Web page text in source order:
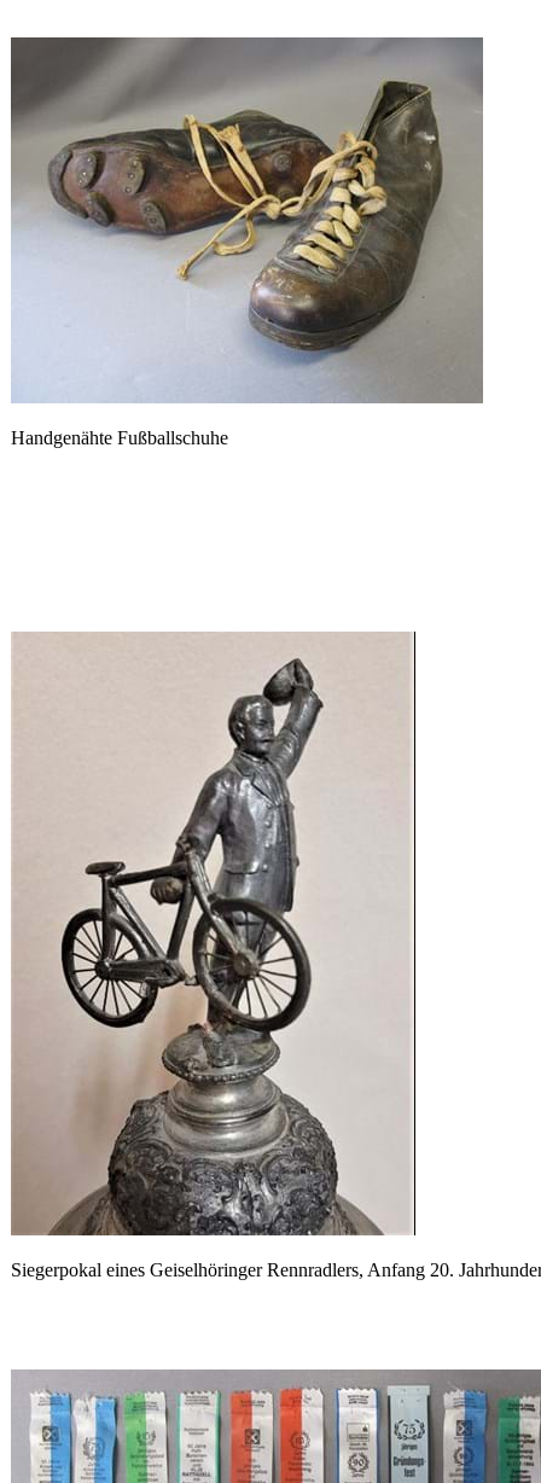
Handgenähte Fußballschuhe
Siegerpokal eines Geiselhöringer Rennradlers, Anfang 20.